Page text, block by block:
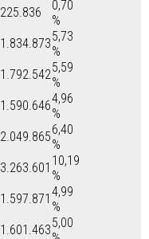
225.836
0,70
%
1.834.8735,73
%
1.792.5425,59
%
1.590.6464,96
%
2.049.8656,40
%
3.263.601 10,19
%
1.597.871 4,99
%
1.601.4635,00